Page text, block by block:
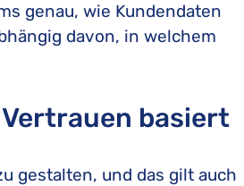
genau, wie Kundendaten
davon, in welchem
basiert
gestalten, und das gilt auch